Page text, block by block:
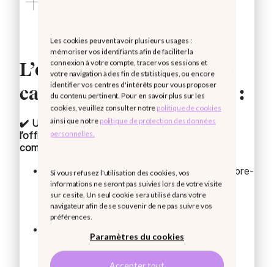
Les cookies peuvent avoir plusieurs usages :
mémoriser vos identifiants afin de faciliter la
connexion à votre compte, tracer vos sessions et
votre navigation à des fin de statistiques, ou encore
identifier vos centres d'intérêts pour vous proposer
du contenu pertinent. Pour en savoir plus sur les
cookies, veuillez consulter notre politique de cookies
ainsi que notre politique de protection des données
personnelles.
Si vous refusez l'utilisation des cookies, vos
informations ne seront pas suivies lors de votre visite
sur ce site. Un seul cookie sera utilisé dans votre
navigateur afin de se souvenir de ne pas suivre vos
préférences.
Paramètres du cookies
Accepter tout
L’offre de mise à jour de la
carte Vitale en pharmacie :
✔️ Un seul contrat de service pour toute
l’officine, couvrant l’ensemble de vos usages du
comptoir au libre-service :
La mise à disposition de la borne pour le libre-
service (Abonnement mobile inclus selon
modèle)
lecteurs au comptoir compatibles (ex :
PRIUM Pro+, PRIUM-4)